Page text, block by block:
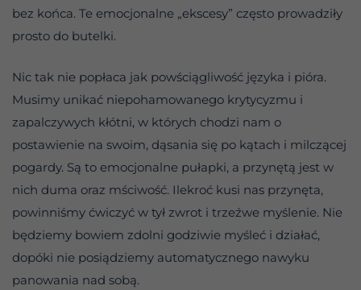
bez końca. Te emocjonalne „ekscesy” często prowadziły
prosto do butelki.
Nic tak nie popłaca jak powściągliwość języka i pióra.
Musimy unikać niepohamowanego krytycyzmu i
zapalczywych kłótni, w których chodzi nam o
postawienie na swoim, dąsania się po kątach i milczącej
pogardy. Są to emocjonalne pułapki, a przynętą jest w
nich duma oraz mściwość. Ilekroć kusi nas przynęta,
powinniśmy ćwiczyć w tył zwrot i trzeźwe myślenie. Nie
będziemy bowiem zdolni godziwie myśleć i działać,
dopóki nie posiądziemy automatycznego nawyku
panowania nad sobą.